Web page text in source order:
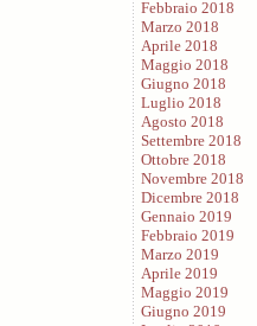
Febbraio 2018
Marzo 2018
Aprile 2018
Maggio 2018
Giugno 2018
Luglio 2018
Agosto 2018
Settembre 2018
Ottobre 2018
Novembre 2018
Dicembre 2018
Gennaio 2019
Febbraio 2019
Marzo 2019
Aprile 2019
Maggio 2019
Giugno 2019